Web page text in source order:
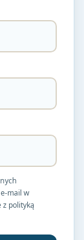
mail w
polityką